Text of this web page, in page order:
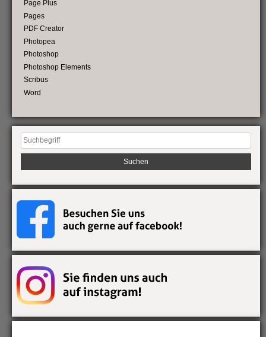
Page Plus
Pages
PDF Creator
Photopea
Photoshop
Photoshop Elements
Scribus
Word
Suchen
nach: